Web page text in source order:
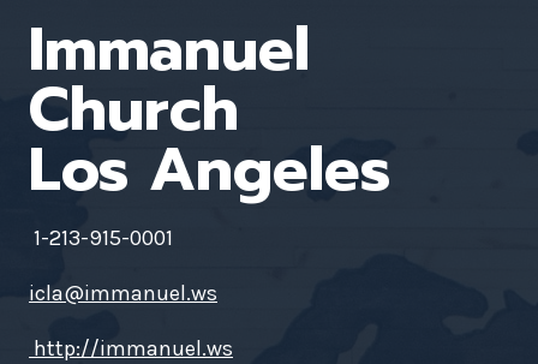
Immanuel
Church
Los Angeles
1-213-915-0001
icla@immanuel.ws
http://immanuel.ws